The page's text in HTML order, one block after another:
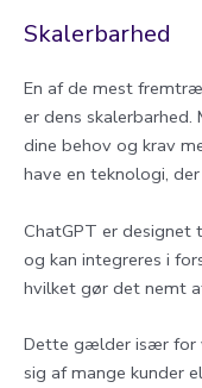
Skalerbarhed
En af de mest
er dens
dine behov og krav
have en teknologi,
ChatGPT er
og kan integreres i
hvilket gør det nemt
Dette gælder især for
sig af mange kunder